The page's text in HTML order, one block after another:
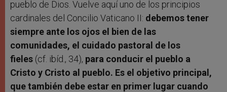
pueblo de Dios. Vuelve aquí uno de los principios
cardinales del Concilio Vaticano II: debemos tener
siempre ante los ojos el bien de las
comunidades, el cuidado pastoral de los
fieles (cf. ibíd., 34), para conducir el pueblo a
Cristo y Cristo al pueblo. Es el objetivo principal,
que también debe estar en primer lugar cuando